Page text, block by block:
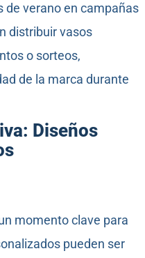
de verano en campañas
distribuir vasos
o sorteos,
de la marca durante
Diseños
momento clave para
pueden ser